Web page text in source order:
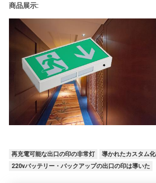
イ
バ
約
商品展示:
再充電可能な出口の印の非常灯
導かれたカスタム
220vバッテリー・バックアップの出口の印は導いた